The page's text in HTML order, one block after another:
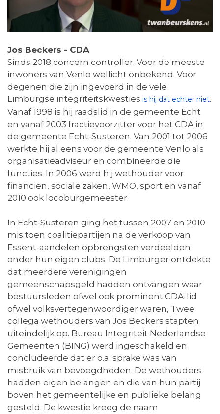
Jos Beckers - CDA
Sinds 2018 concern controller. Voor de meeste
inwoners van Venlo wellicht onbekend. Voor
degenen die zijn ingevoerd in de vele
Limburgse integriteitskwesties is hij dat echter niet.
Vanaf 1998 is hij raadslid in de gemeente Echt
en vanaf 2003 fractievoorzitter voor het CDA in
de gemeente Echt-Susteren. Van 2001 tot 2006
werkte hij al eens voor de gemeente Venlo als
organisatieadviseur en combineerde die
functies. In 2006 werd hij wethouder voor
financiën, sociale zaken, WMO, sport en vanaf
2010 ook locoburgemeester.
In Echt-Susteren ging het tussen 2007 en 2010
mis toen coalitiepartijen na de verkoop van
Essent-aandelen opbrengsten verdeelden
onder hun eigen clubs. De Limburger ontdekte
dat meerdere verenigingen
gemeenschapsgeld hadden ontvangen waar
bestuursleden ofwel ook prominent CDA-lid
ofwel volksvertegenwoordiger waren, Twee
collega wethouders van Jos Beckers stapten
uiteindelijk op. Bureau Integriteit Nederlandse
Gemeenten (BING) werd ingeschakeld en
concludeerde dat er o.a. sprake was van
misbruik van bevoegdheden. De wethouders
hadden eigen belangen en die van hun partij
boven het gemeentelijke en publieke belang
gesteld. De kwestie kreeg de naam